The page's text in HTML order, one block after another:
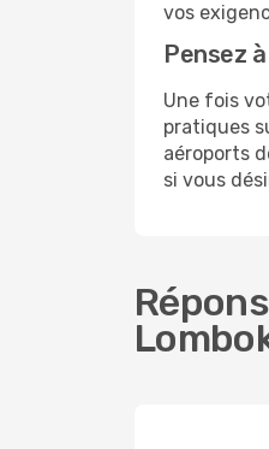
vos
Pensez
Une fois
pratiques
aéroports
si vous